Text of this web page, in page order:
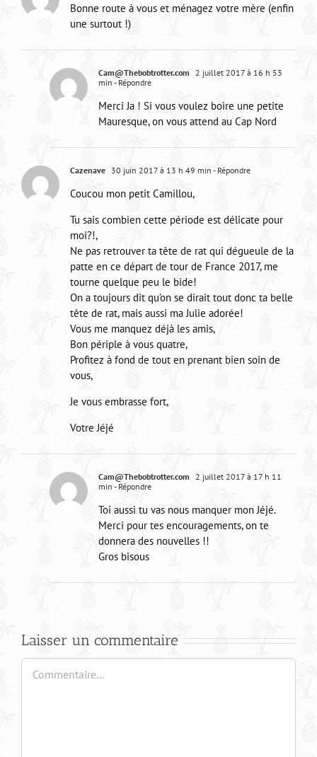
Bonne route à vous et ménagez votre mère (enfin
une surtout !)
Cam@Thebobtrotter.com 2 juillet 2017 à 16 h 53
min - Répondre
Merci Ja ! Si vous voulez boire une petite
Mauresque, on vous attend au Cap Nord
Cazenave 30 juin 2017 à 13 h 49 min - Répondre
Coucou mon petit Camillou,
Tu sais combien cette période est délicate pour
moi?!,
Ne pas retrouver ta tête de rat qui dégueule de la
patte en ce départ de tour de France 2017, me
tourne quelque peu le bide!
On a toujours dit qu’on se dirait tout donc ta belle
tête de rat, mais aussi ma Julie adorée!
Vous me manquez déjà les amis,
Bon périple à vous quatre,
Profitez à fond de tout en prenant bien soin de
vous,
Je vous embrasse fort,
Votre Jéjé
Cam@Thebobtrotter.com 2 juillet 2017 à 17 h 11
min - Répondre
Toi aussi tu vas nous manquer mon Jéjé.
Merci pour tes encouragements, on te
donnera des nouvelles !!
Gros bisous
Laisser un commentaire